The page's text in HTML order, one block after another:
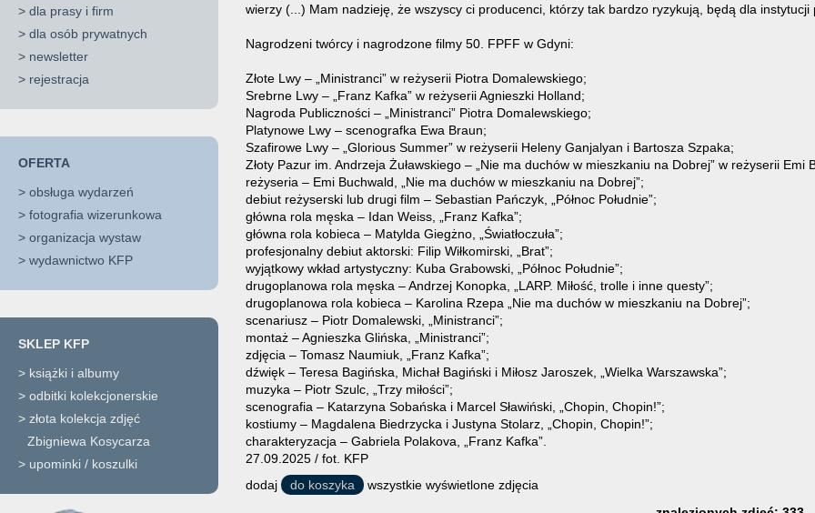
> dla prasy i firm
> dla osób prywatnych
> newsletter
> rejestracja
OFERTA
> obsługa wydarzeń
> fotografia wizerunkowa
> organizacja wystaw
> wydawnictwo KFP
SKLEP KFP
> książki i albumy
> odbitki kolekcjonerskie
> złota kolekcja zdjęć
Zbigniewa Kosycarza
> upominki / koszulki
wierzy (...) Mam nadzieję, że wszyscy ci producenci, którzy tak bardzo ryzykują, będą dla
Nagrodzeni twórcy i nagrodzone filmy 50. FPFF w Gdyni:
Złote Lwy – „Ministranci” w reżyserii Piotra Domalewskiego;
Srebrne Lwy – „Franz Kafka” w reżyserii Agnieszki Holland;
Nagroda Publiczności – „Ministranci” Piotra Domalewskiego;
Platynowe Lwy – scenografka Ewa Braun;
Szafirowe Lwy – „Glorious Summer” w reżyserii Heleny Ganjalyan i Bartosza Szpaka;
Złoty Pazur im. Andrzeja Żuławskiego – „Nie ma duchów w mieszkaniu na Dobrej” w reżyserii Emi
reżyseria – Emi Buchwald, „Nie ma duchów w mieszkaniu na Dobrej”;
debiut reżyserski lub drugi film – Sebastian Pańczyk, „Północ Południe”;
główna rola męska – Idan Weiss, „Franz Kafka”;
główna rola kobieca – Matylda Giegżno, „Światłoczuła”;
profesjonalny debiut aktorski: Filip Wiłkomirski, „Brat”;
wyjątkowy wkład artystyczny: Kuba Grabowski, „Północ Południe”;
drugoplanowa rola męska – Andrzej Konopka, „LARP. Miłość, trolle i inne questy”;
drugoplanowa rola kobieca – Karolina Rzepa „Nie ma duchów w mieszkaniu na Dobrej”;
scenariusz – Piotr Domalewski, „Ministranci”;
montaż – Agnieszka Glińska, „Ministranci”;
zdjęcia – Tomasz Naumiuk, „Franz Kafka”;
dźwięk – Teresa Bagińska, Michał Bagiński i Miłosz Jaroszek, „Wielka Warszawska”;
muzyka – Piotr Szulc, „Trzy miłości”;
scenografia – Katarzyna Sobańska i Marcel Sławiński, „Chopin, Chopin!”;
kostiumy – Magdalena Biedrzycka i Justyna Stolarz, „Chopin, Chopin!”;
charakteryzacja – Gabriela Polakova, „Franz Kafka”.
27.09.2025 / fot. KFP
dodaj
do koszyka
wszystkie wyświetlone zdjęcia